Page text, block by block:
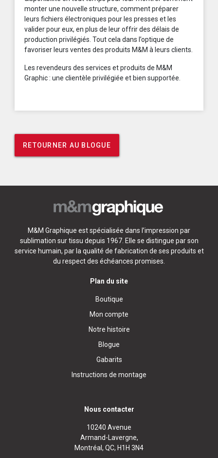
monter une nouvelle structure, comment préparer
leurs fichiers électroniques pour les presses et les
valider pour eux, en plus de leur offrir des délais de
production privilégiés. Tout cela dans l’optique de
favoriser leurs ventes des produits M&M à leurs clients.
Les revendeurs des services et produits de M&M
Graphic : une clientèle privilégiée et bien supportée.
RETOURNER AU BLOGUE
M&M Graphique est spécialisée dans l’impression par
sublimation sur tissu depuis 1967. Elle se distingue par son
service humain, par la qualité de fabrication de ses produits et
du respect des échéances promises.
Plan du site
Boutique
Mon compte
Notre histoire
Blogue
Gabarits
Instructions de montage
Nous contacter
10240 Avenue
Armand-Lavergne,
Montréal, QC, H1H 3N4